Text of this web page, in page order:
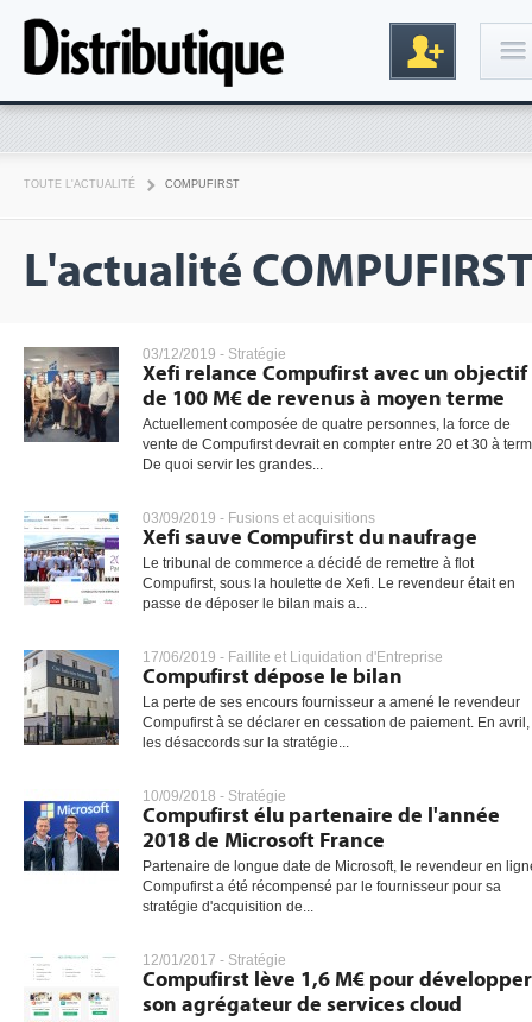
Inscription
TOUTE L'ACTUALITÉ COMPUFIRST
L'actualité COMPUFIRST
03/12/2019 - Stratégie
Xefi relance Compufirst avec un objectif
de 100 M€ de revenus à moyen terme
Actuellement composée de quatre personnes, la force de
vente de Compufirst devrait en compter entre 20 et 30 à
De quoi servir les grandes...
03/09/2019 - Fusions et acquisitions
Xefi sauve Compufirst du naufrage
Le tribunal de commerce a décidé de remettre à flot
Compufirst, sous la houlette de Xefi. Le revendeur était en
passe de déposer le bilan mais a...
17/06/2019 - Faillite et Liquidation d'Entreprise
Compufirst dépose le bilan
La perte de ses encours fournisseur a amené le revendeur
Compufirst à se déclarer en cessation de paiement. En avril,
les désaccords sur la stratégie...
10/09/2018 - Stratégie
Compufirst élu partenaire de l'année
2018 de Microsoft France
Partenaire de longue date de Microsoft, le revendeur en
Compufirst a été récompensé par le fournisseur pour sa
stratégie d'acquisition de...
12/01/2017 - Stratégie
Compufirst lève 1,6 M€ pour développer
son agrégateur de services cloud